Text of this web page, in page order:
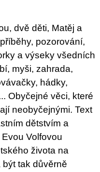
dvě děti, Matěj a
pozorování,
a výseky všedních
myši, zahrada,
hádky,
Obyčejné věci, které
neobyčejnými. Text
dětstvím a
Volfovou
života na
tak důvěrně